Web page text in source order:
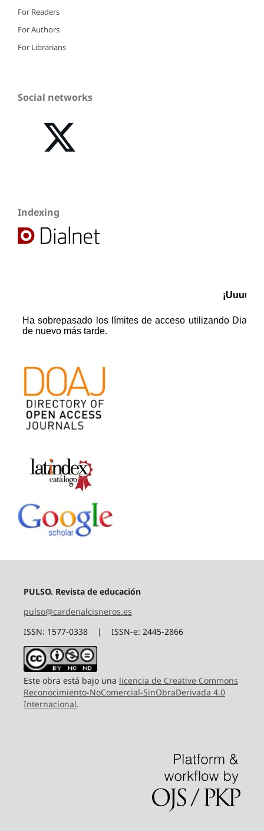
For Readers
For Authors
For Librarians
Social networks
Indexing
PULSO. Revista de educación
pulso@cardenalcisneros.es
ISSN: 1577-0338 | ISSN-e: 2445-2866
Este obra está bajo una licencia de Creative Commons
Reconocimiento-NoComercial-SinObraDerivada 4.0
Internacional.